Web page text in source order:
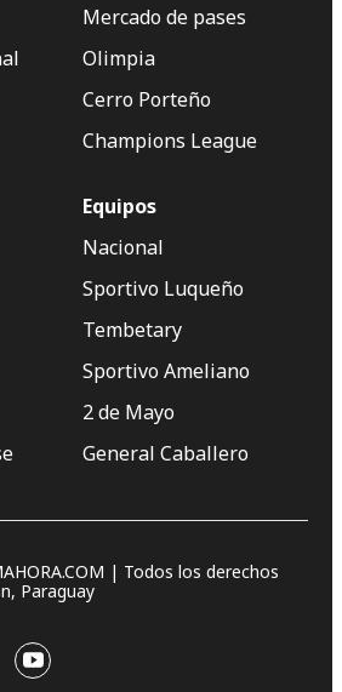
Mercado de pases
Olimpia
Cerro Porteño
Champions League
Equipos
Nacional
Sportivo Luqueño
Tembetary
Sportivo Ameliano
2 de Mayo
General Caballero
| Todos los derechos
Paraguay
youtube